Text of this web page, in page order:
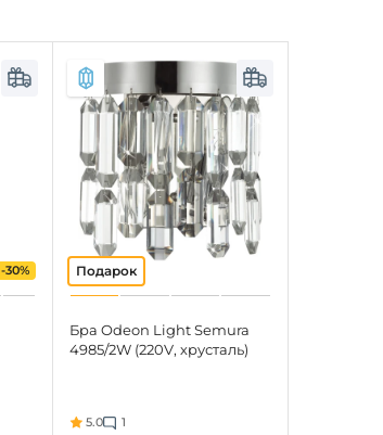
-30%
Бра Odeon Light Semura
4985/2W (220V, хрусталь)
5.0 1